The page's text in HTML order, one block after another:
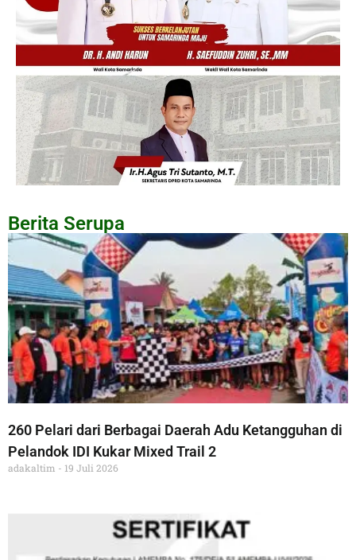
Berita Serupa
260 Pelari dari Berbagai Daerah Adu Ketangguhan di
Pelandok IDI Kukar Mixed Trail 2
adakaltim 19 Juli 2026